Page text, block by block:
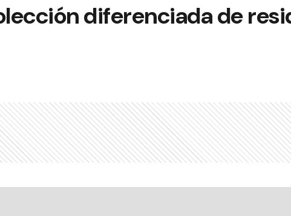
diferenciada de